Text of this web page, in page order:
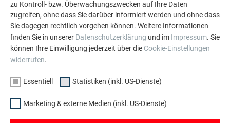
zu Kontroll- bzw. Überwachungszwecken auf Ihre Daten
zugreifen, ohne dass Sie darüber informiert werden und ohne dass
Sie dagegen rechtlich vorgehen können. Weitere Informationen
finden Sie in unserer Datenschutzerklärung und im Impressum. Sie
können Ihre Einwilligung jederzeit über die Cookie-Einstellungen
widerrufen.
Essentiell Statistiken (inkl. US-Dienste)
Marketing & externe Medien (inkl. US-Dienste)